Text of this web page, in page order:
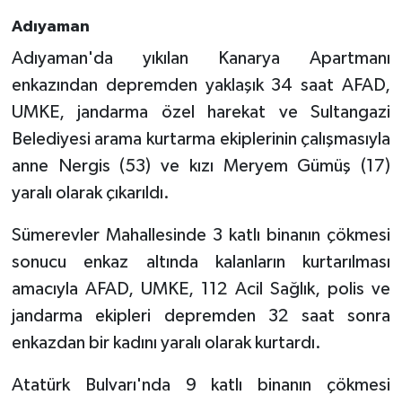
Adıyaman
Adıyaman'da yıkılan Kanarya Apartmanı
enkazından depremden yaklaşık 34 saat AFAD,
UMKE, jandarma özel harekat ve Sultangazi
Belediyesi arama kurtarma ekiplerinin çalışmasıyla
anne Nergis (53) ve kızı Meryem Gümüş (17)
yaralı olarak çıkarıldı.
Sümerevler Mahallesinde 3 katlı binanın çökmesi
sonucu enkaz altında kalanların kurtarılması
amacıyla AFAD, UMKE, 112 Acil Sağlık, polis ve
jandarma ekipleri depremden 32 saat sonra
enkazdan bir kadını yaralı olarak kurtardı.
Atatürk Bulvarı'nda 9 katlı binanın çökmesi